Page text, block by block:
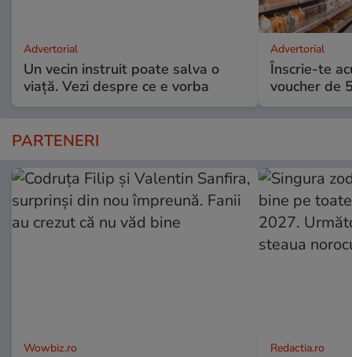
Advertorial
Un vecin instruit poate salva o
viață. Vezi despre ce e vorba
Advertorial
Înscrie-te
voucher de
PARTENERI
Wowbiz.ro Redactia.ro